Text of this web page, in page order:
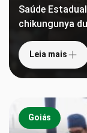
Saúde
chikungunya
Leia mais
Goiás